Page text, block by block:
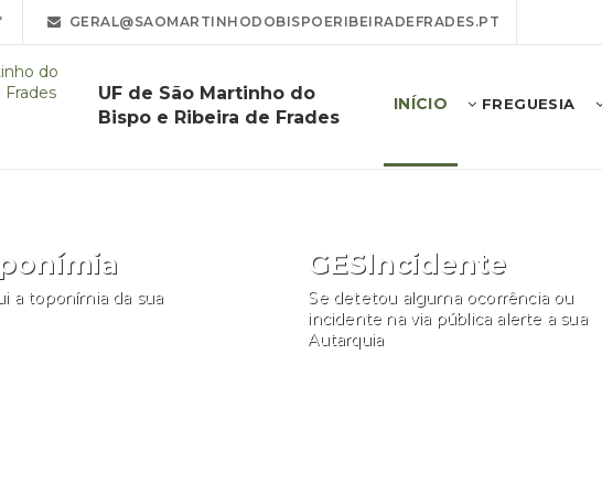
GERAL@SAOMARTINHODOBISPOERIBEIRADEFRADES.PT
UF de São Martinho do
Bispo e Ribeira de Frades
INÍCIO FREGUESIA
a toponímia da sua
GESIncidente
Se detetou alguma ocorrência ou
incidente na via pública alerte a sua
Autarquia